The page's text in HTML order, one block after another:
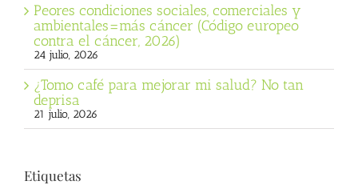
Peores condiciones sociales, comerciales y
ambientales=más cáncer (Código europeo
contra el cáncer, 2026)
24 julio, 2026
¿Tomo café para mejorar mi salud? No tan
deprisa
21 julio, 2026
Etiquetas